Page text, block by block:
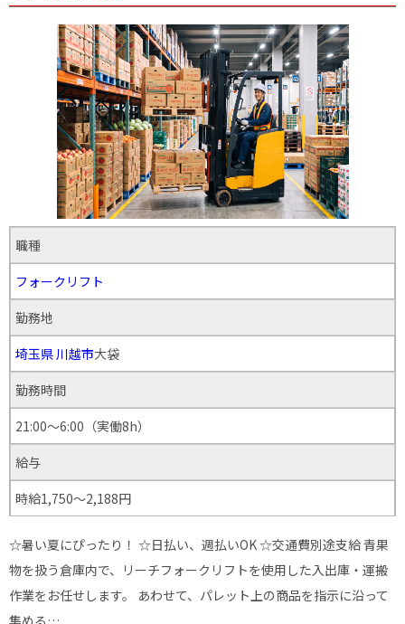
職種
フォークリフト
勤務地
埼玉県 川越市大袋
勤務時間
21:00～6:00（実働8h）
給与
時給1,750～2,188円
☆暑い夏にぴったり！ ☆日払い、週払いOK ☆交通費別途支給 青果
物を扱う倉庫内で、リーチフォークリフトを使用した入出庫・運搬
作業をお任せします。 あわせて、パレット上の商品を指示に沿って
集める…